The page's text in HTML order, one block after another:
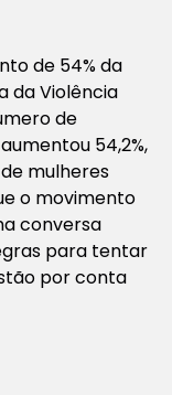
de 54% da
da Violência
de
aumentou 54,2%,
mulheres
o movimento
conversa
para tentar
por conta